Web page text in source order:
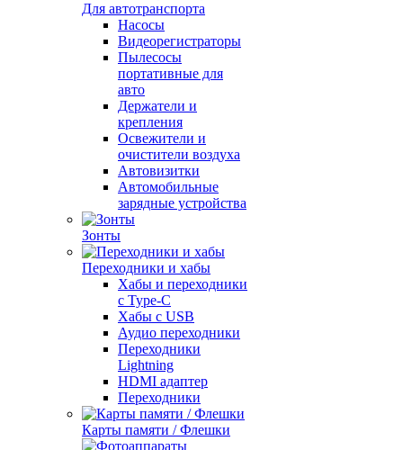
Для автотранспорта
Насосы
Видеорегистраторы
Пылесосы
портативные для
авто
Держатели и
крепления
Освежители и
очистители воздуха
Автовизитки
Автомобильные
зарядные устройства
Зонты
Переходники и хабы
Хабы и переходники
с Type-C
Хабы с USB
Аудио переходники
Переходники
Lightning
HDMI адаптер
Переходники
Карты памяти / Флешки